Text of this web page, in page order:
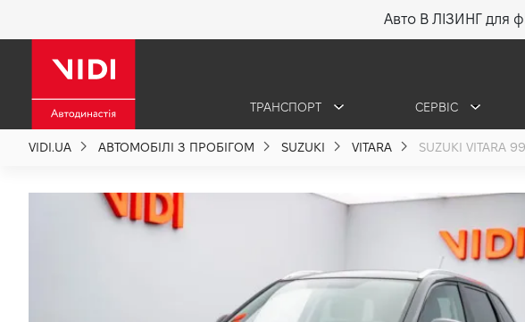
Авто В ЛІЗИНГ для
ТРАНСПОРТ СЕРВІС
VIDI.UA АВТОМОБІЛІ З ПРОБІГОМ SUZUKI VITARA SUZUKI VITARA
Про компанію